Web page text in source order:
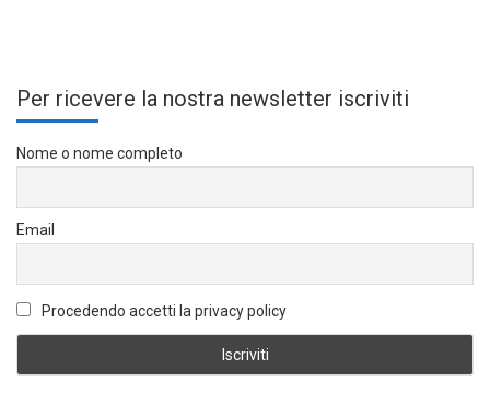
Per ricevere la nostra newsletter iscriviti
Nome o nome completo
Email
Procedendo accetti la privacy policy